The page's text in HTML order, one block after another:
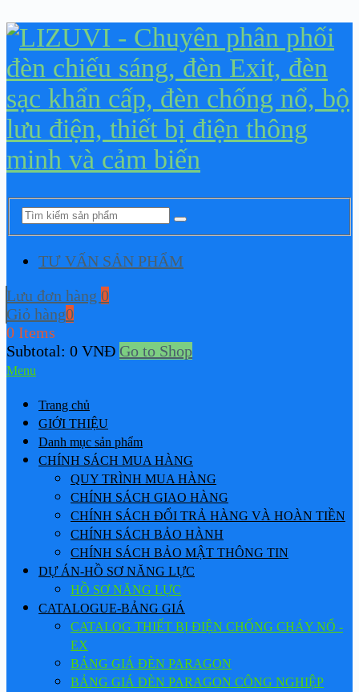
TƯ VẤN SẢN PHẨM
Lưu đơn hàng 0
Giỏ hàng0
0 Items
Subtotal: 0 VNĐ Go to Shop
Menu
Trang chủ
GIỚI THIỆU
Danh mục sản phẩm
CHÍNH SÁCH MUA HÀNG
QUY TRÌNH MUA HÀNG
CHÍNH SÁCH GIAO HÀNG
CHÍNH SÁCH ĐỔI TRẢ HÀNG VÀ HOÀN TIỀN
CHÍNH SÁCH BẢO HÀNH
CHÍNH SÁCH BẢO MẬT THÔNG TIN
DỰ ÁN-HỒ SƠ NĂNG LỰC
HỒ SƠ NĂNG LỰC
CATALOGUE-BẢNG GIÁ
CATALOG THIẾT BỊ ĐIỆN CHỐNG CHÁY NỔ -
EX
BẢNG GIÁ ĐÈN PARAGON
BẢNG GIÁ ĐÈN PARAGON CÔNG NGHIỆP